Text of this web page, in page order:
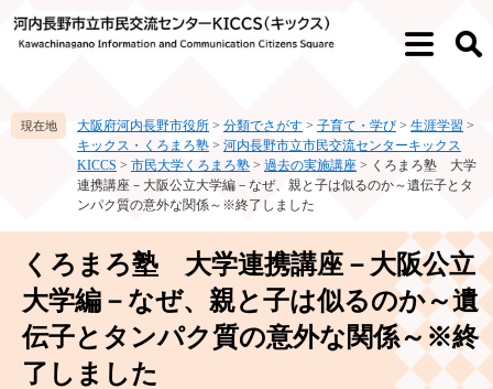
ー
ニ
メ
検
大阪府河内長野市役所 > 分類でさがす > 子育て・学び > 生涯学習 >
キックス・くろまろ塾 > 河内長野市立市民交流センターキックス
KICCS > 市民大学くろまろ塾 > 過去の実施講座 > くろまろ塾 大学
連携講座－大阪公立大学編－なぜ、親と子は似るのか～遺伝子とタ
ンパク質の意外な関係～※終了しました
くろまろ塾 大学連携講座－大阪公立
大学編－なぜ、親と子は似るのか～遺
伝子とタンパク質の意外な関係～※終
了しました